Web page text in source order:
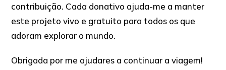
contribuição. Cada donativo ajuda-me a manter
este projeto vivo e gratuito para todos os que
adoram explorar o mundo.
Obrigada por me ajudares a continuar a viagem!